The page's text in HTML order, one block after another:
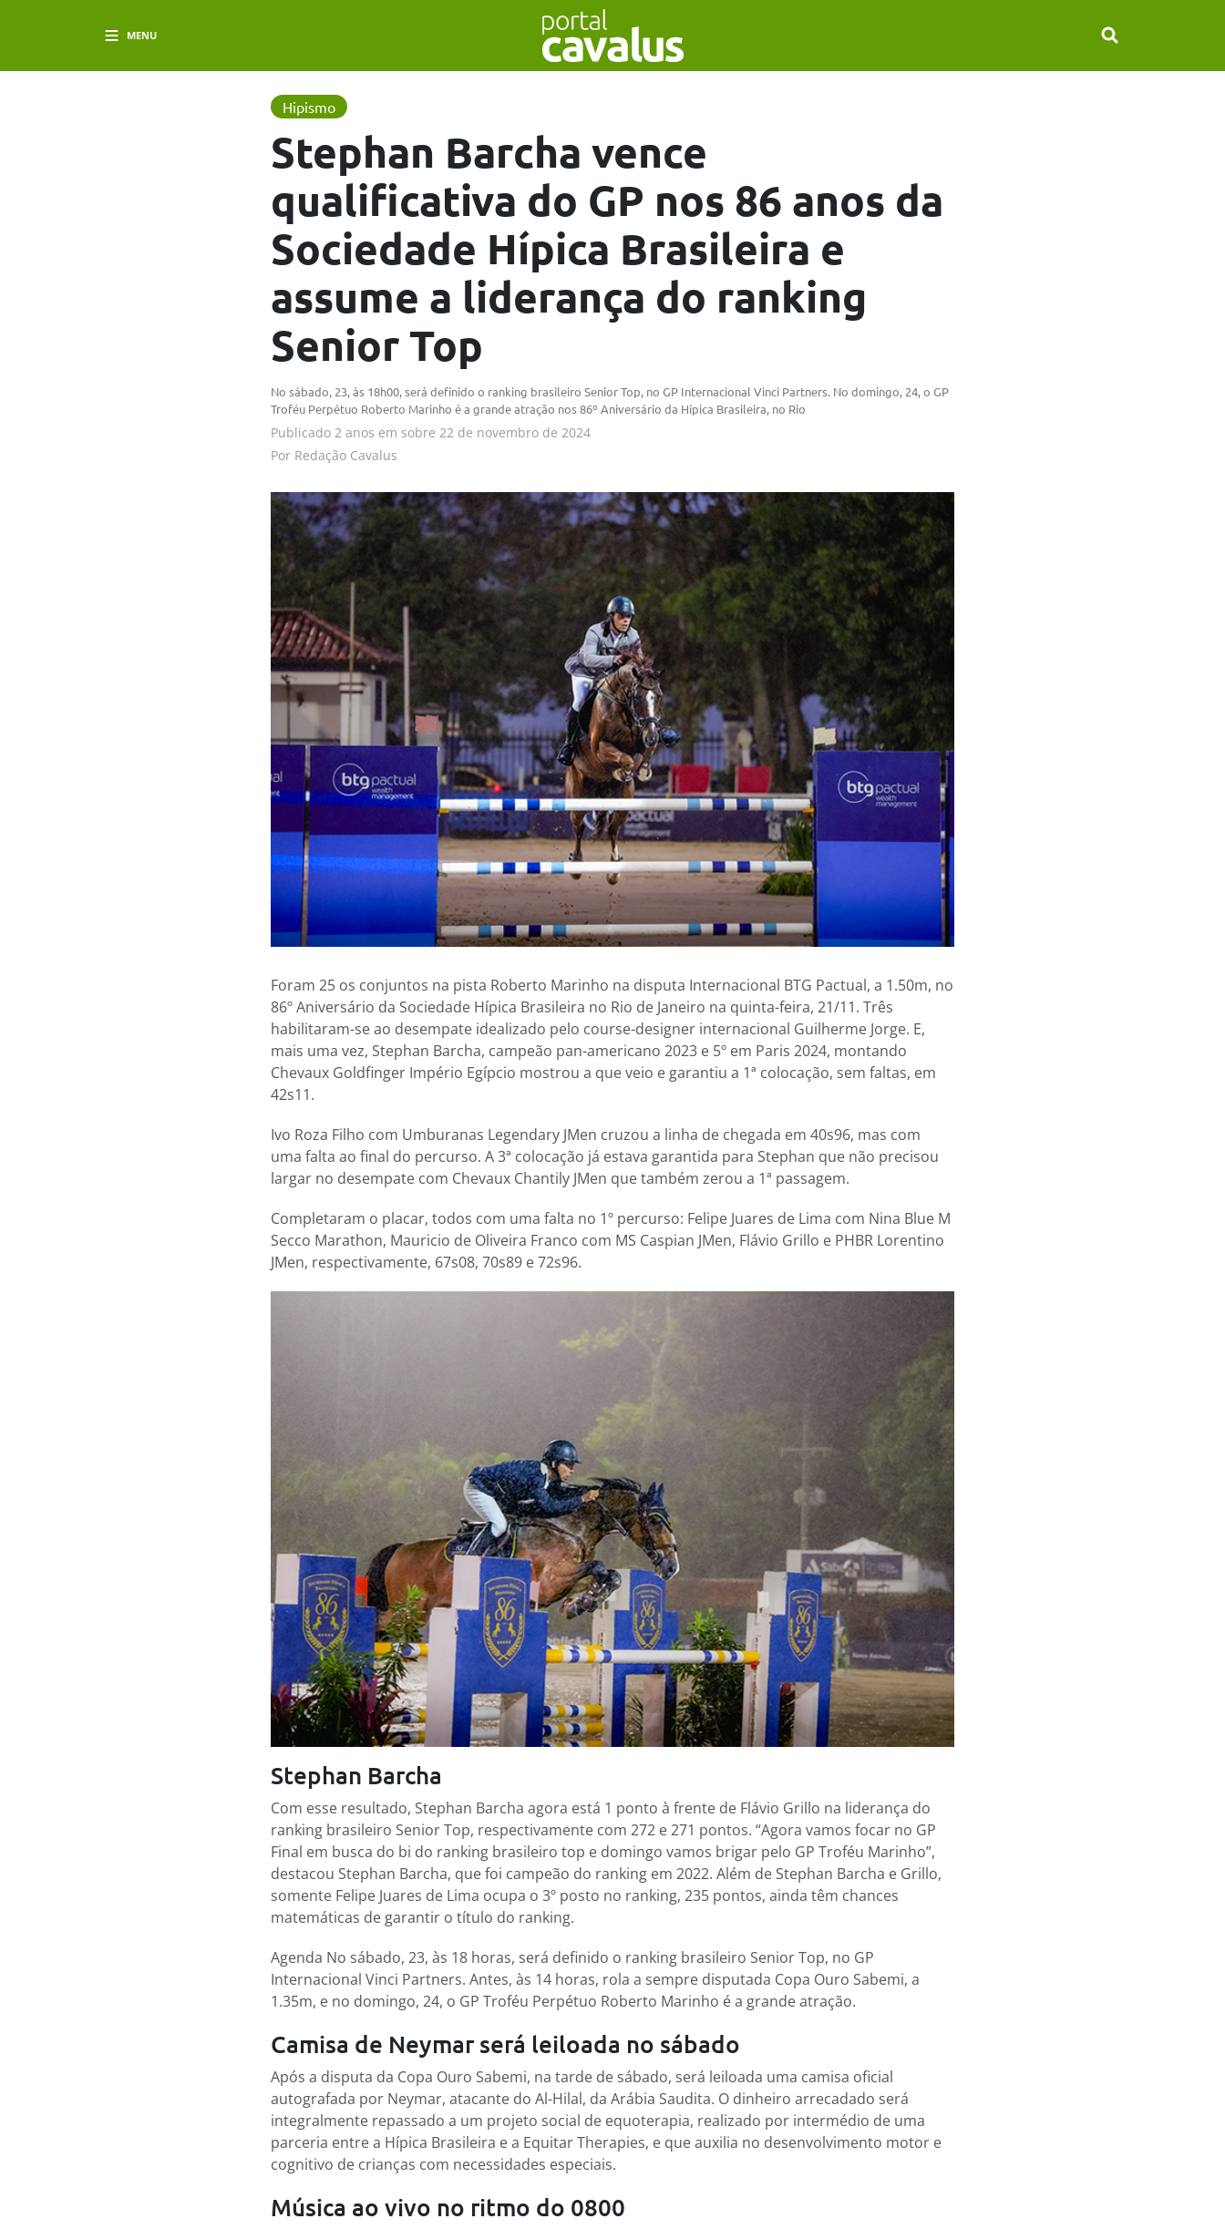
MENU
Hipismo
Stephan Barcha vence
qualificativa do GP nos 86 anos da
Sociedade Hípica Brasileira e
assume a liderança do ranking
Senior Top
No sábado, 23, às 18h00, será definido o ranking brasileiro Senior Top, no GP Internacional Vinci Partners. No domingo, 24, o GP
Troféu Perpétuo Roberto Marinho é a grande atração nos 86º Aniversário da Hípica Brasileira, no Rio
Publicado 2 anos em sobre 22 de novembro de 2024
Por Redação Cavalus
Foram 25 os conjuntos na pista Roberto Marinho na disputa Internacional BTG Pactual, a 1.50m, no
86º Aniversário da Sociedade Hípica Brasileira no Rio de Janeiro na quinta-feira, 21/11. Três
habilitaram-se ao desempate idealizado pelo course-designer internacional Guilherme Jorge. E,
mais uma vez, Stephan Barcha, campeão pan-americano 2023 e 5º em Paris 2024, montando
Chevaux Goldfinger Império Egípcio mostrou a que veio e garantiu a 1ª colocação, sem faltas, em
42s11.
Ivo Roza Filho com Umburanas Legendary JMen cruzou a linha de chegada em 40s96, mas com
uma falta ao final do percurso. A 3ª colocação já estava garantida para Stephan que não precisou
largar no desempate com Chevaux Chantily JMen que também zerou a 1ª passagem.
Completaram o placar, todos com uma falta no 1º percurso: Felipe Juares de Lima com Nina Blue M
Secco Marathon, Mauricio de Oliveira Franco com MS Caspian JMen, Flávio Grillo e PHBR Lorentino
JMen, respectivamente, 67s08, 70s89 e 72s96.
Stephan Barcha
Com esse resultado, Stephan Barcha agora está 1 ponto à frente de Flávio Grillo na liderança do
ranking brasileiro Senior Top, respectivamente com 272 e 271 pontos. “Agora vamos focar no GP
Final em busca do bi do ranking brasileiro top e domingo vamos brigar pelo GP Troféu Marinho”,
destacou Stephan Barcha, que foi campeão do ranking em 2022. Além de Stephan Barcha e Grillo,
somente Felipe Juares de Lima ocupa o 3º posto no ranking, 235 pontos, ainda têm chances
matemáticas de garantir o título do ranking.
Agenda No sábado, 23, às 18 horas, será definido o ranking brasileiro Senior Top, no GP
Internacional Vinci Partners. Antes, às 14 horas, rola a sempre disputada Copa Ouro Sabemi, a
1.35m, e no domingo, 24, o GP Troféu Perpétuo Roberto Marinho é a grande atração.
Camisa de Neymar será leiloada no sábado
Após a disputa da Copa Ouro Sabemi, na tarde de sábado, será leiloada uma camisa oficial
autografada por Neymar, atacante do Al-Hilal, da Arábia Saudita. O dinheiro arrecadado será
integralmente repassado a um projeto social de equoterapia, realizado por intermédio de uma
parceria entre a Hípica Brasileira e a Equitar Therapies, e que auxilia no desenvolvimento motor e
cognitivo de crianças com necessidades especiais.
Música ao vivo no ritmo do 0800